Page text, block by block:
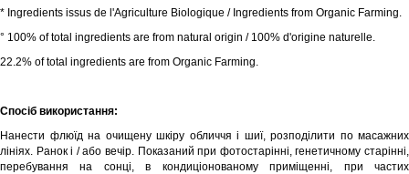
* Ingredients issus de l'Agriculture Biologique / Ingredients from Organic Farming.
° 100% of total ingredients are from natural origin / 100% d'origine naturelle.
22.2% of total ingredients are from Organic Farming.
Спосіб використання:
Нанести флюїд на очищену шкіру обличчя і шиї, розподілити по масажних
лініях. Ранок і / або вечір. Показаний при фотостарінні, генетичному старінні,
перебування на сонці, в кондиціонованому приміщенні, при частих